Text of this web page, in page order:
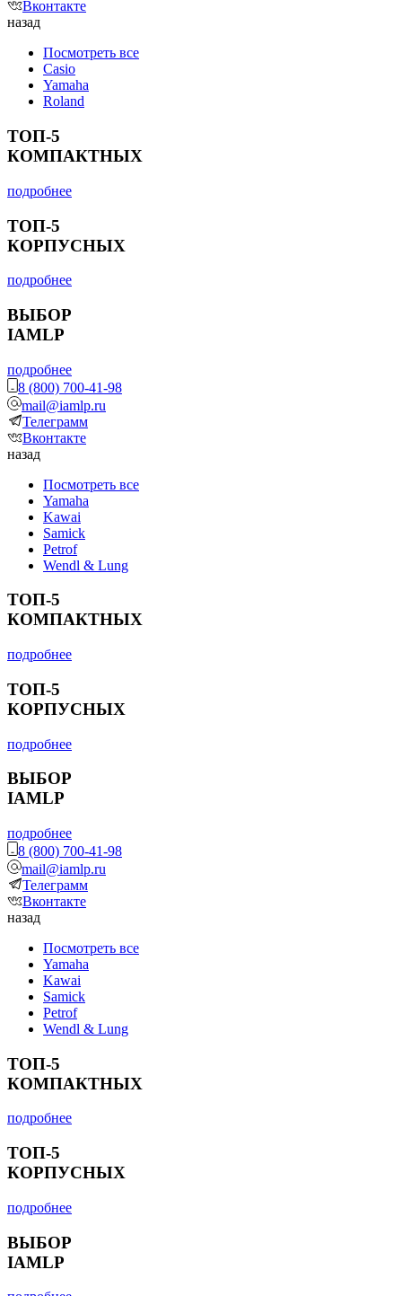
Вконтакте
назад
Посмотреть все
Casio
Yamaha
Roland
ТОП-5
КОМПАКТНЫХ
подробнее
ТОП-5
КОРПУСНЫХ
подробнее
ВЫБОР
IAMLP
подробнее
8 (800) 700-41-98
mail@iamlp.ru
Телеграмм
Вконтакте
назад
Посмотреть все
Yamaha
Kawai
Samick
Petrof
Wendl & Lung
ТОП-5
КОМПАКТНЫХ
подробнее
ТОП-5
КОРПУСНЫХ
подробнее
ВЫБОР
IAMLP
подробнее
8 (800) 700-41-98
mail@iamlp.ru
Телеграмм
Вконтакте
назад
Посмотреть все
Yamaha
Kawai
Samick
Petrof
Wendl & Lung
ТОП-5
КОМПАКТНЫХ
подробнее
ТОП-5
КОРПУСНЫХ
подробнее
ВЫБОР
IAMLP